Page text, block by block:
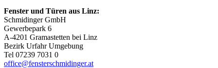
Fenster und Türen aus Linz:
Schmidinger GmbH
Gewerbepark 6
A-4201 Gramastetten bei Linz
Bezirk Urfahr Umgebung
Tel 07239 7031 0
office@fensterschmidinger.at